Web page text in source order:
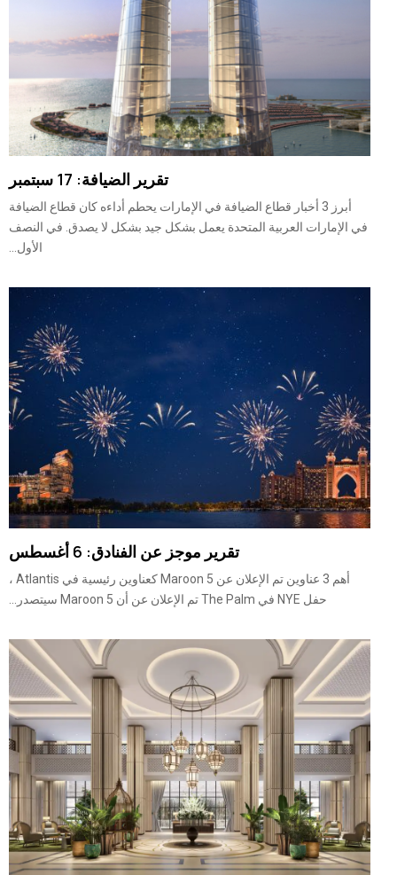
تقرير الضيافة: 17 سبتمبر
أبرز 3 أخبار قطاع الضيافة في الإمارات يحطم أداءه كان قطاع الضيافة
في الإمارات العربية المتحدة يعمل بشكل جيد بشكل لا يصدق. في النصف
الأول...
تقرير موجز عن الفنادق: 6 أغسطس
أهم 3 عناوين تم الإعلان عن Maroon 5 كعناوين رئيسية في Atlantis ،
حفل NYE في The Palm تم الإعلان عن أن Maroon 5 سيتصدر...